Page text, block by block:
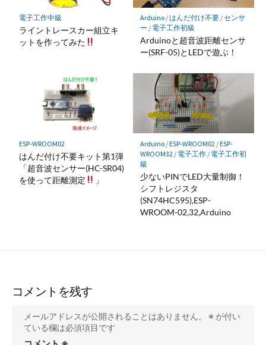
電子工作中級
ライントレースカー組立キ
ットを作ってみた
Arduino/はんだ付け不要/センサ
ー / 電子工作初級
Arduinoと超音波距離センサ
ー(SRF-05)とLEDで遊ぶ！
ESP-WROOM02
はんだ付け不要キット第1弾
「超音波センサー(HC-SR04)
を使って距離測定
」
Arduino/ESP-WROOM02 /ESP-
WROOM32 / 電子工作/ 電子工作初
級
少ないPINでLED大量制御！
シフトレジスタ
(SN74HC595),ESP-
WROOM-02,32,Arduino
コメントを残す
メールアドレスが公開されることはありません。 ※ が付い
ている欄は必須項目です